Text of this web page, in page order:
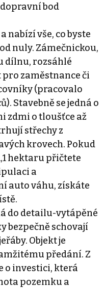
bod
nabízí vše, co byste
nuly. Zámečnickou,
dílnu, rozsáhlé
zaměstnance či
(pracovalo
Stavebně se jedná o
zdmi o tloušťce až
střechy z
krovech. Pokud
hektaru přičtete
a
auto váhu, získáte
do detailu-vytápěné
bezpečně schovají
Objekt je
předání. Z
o investici, která
pozemku a